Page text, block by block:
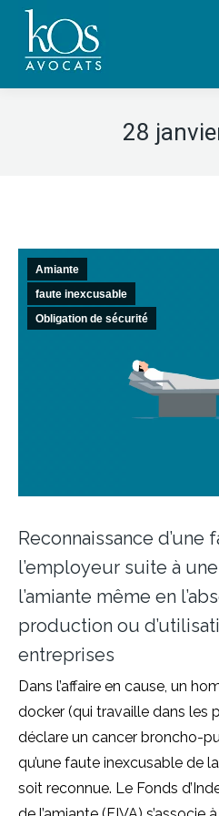
28
Amiante
faute inexcusable
Obligation de sécurité
Reconnaissance
l’employeur suite à
l’amiante même en
production ou
entreprises
Dans l’affaire en cause, un
docker (qui travaille dans les
déclare un cancer broncho-
qu’une faute inexcusable de
soit reconnue. Le Fonds